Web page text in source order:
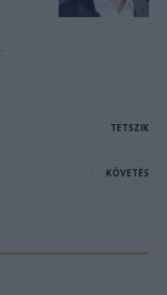
TETSZIK
KÖVETÉS